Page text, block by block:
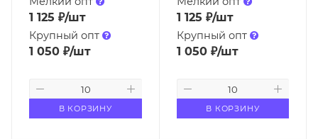
1 125 ₽/шт
Крупный опт
1 050 ₽/шт
В КОРЗИНУ
1 125 ₽/шт
Крупный опт
1 050₽/шт
В КОРЗИНУ